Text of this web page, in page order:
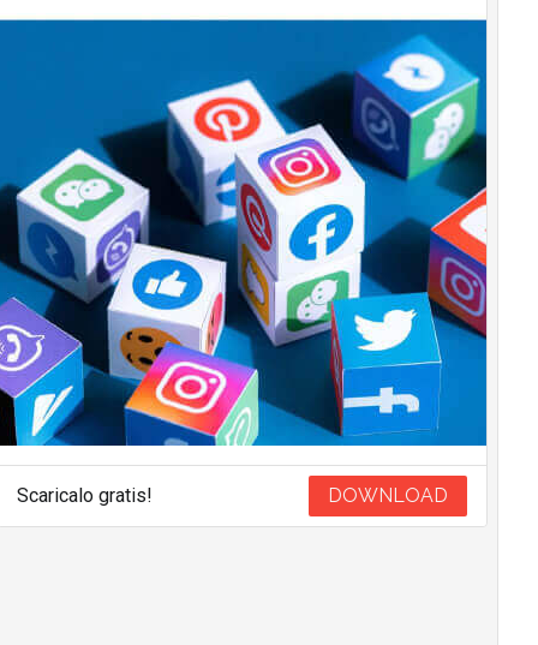
Scaricalo gratis! DOWNLOAD